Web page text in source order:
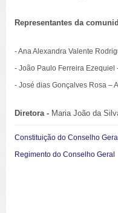
Representantes da
- Ana Alexandra Valente
- João Paulo Ferreira Ezequiel
- José dias Gonçalves Rosa –
Diretora - Maria João da
Constituição do Conselho
Regimento do Conselho Geral